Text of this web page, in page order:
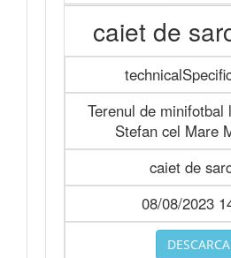
caiet de
Terenul de minifotbal
Stefan cel Mare
caiet de
08/08/2023
DESCARCA